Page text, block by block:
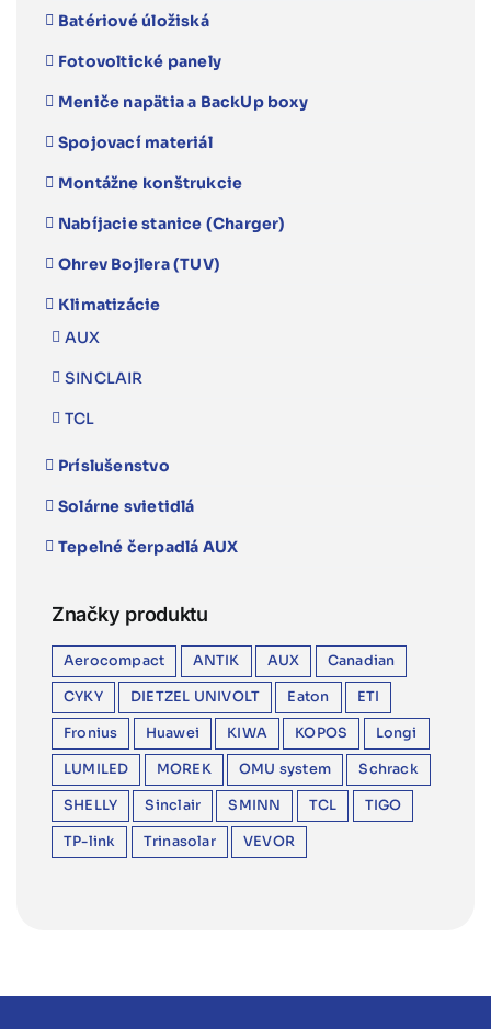
Batériové úložiská
Fotovoltické panely
Meniče napätia a BackUp boxy
Spojovací materiál
Montážne konštrukcie
Nabíjacie stanice (Charger)
Ohrev Bojlera (TUV)
Klimatizácie
AUX
SINCLAIR
TCL
Príslušenstvo
Solárne svietidlá
Tepelné čerpadlá AUX
Značky produktu
Aerocompact ANTIK AUX Canadian
CYKY DIETZEL UNIVOLT Eaton ETI
Fronius Huawei KIWA KOPOS Longi
LUMILED MOREK OMU system Schrack
SHELLY Sinclair SMINN TCL TIGO
TP-link Trinasolar VEVOR